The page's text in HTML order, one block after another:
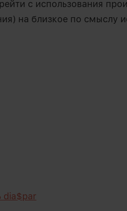
с использования
на близкое по смыслу
dia$par